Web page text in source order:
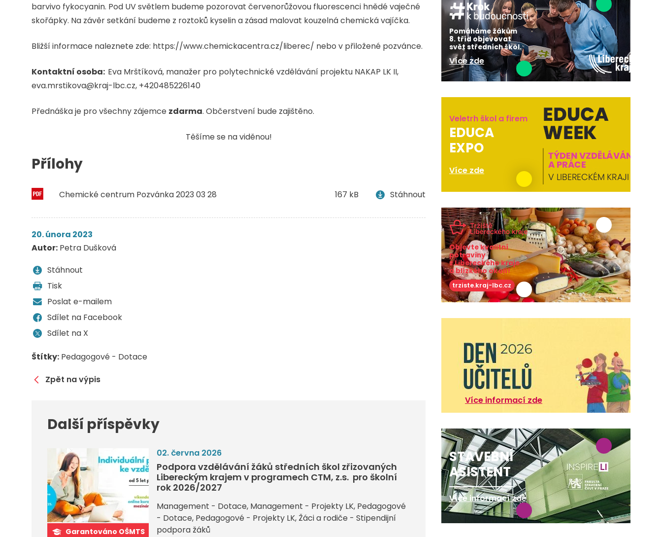
barvivo fykocyanin. Pod UV světlem budeme pozorovat červenorůžovou fluorescenci hnědé vaječné
skořápky. Na závěr setkání budeme z roztoků kyselin a zásad malovat kouzelná chemická vajíčka.
Bližší informace naleznete zde: https://www.chemickacentra.cz/liberec/ nebo v přiložené pozvánce.
Kontaktní osoba: Eva Mrštíková, manažer pro polytechnické vzdělávání projektu NAKAP LK II,
eva.mrstikova@kraj-lbc.cz, +420485226140
Přednáška je pro všechny zájemce zdarma. Občerstvení bude zajištěno.
Těšíme se na viděnou!
Přílohy
Chemické centrum Pozvánka 2023 03 28 167 kB Stáhnout
20. února 2023
Autor: Petra Dušková
Stáhnout
Tisk
Poslat e-mailem
Sdílet na Facebook
Sdílet na X
Štítky: Pedagogové - Dotace
Zpět na výpis
Další příspěvky
Garantováno OŠMTS
02. června 2026
Podpora vzdělávání žáků středních škol zřizovaných
Libereckým krajem v programech CTM, z.s. pro školní
rok 2026/2027
Management - Dotace Management - Projekty LK Pedagogové
- Dotace Pedagogové - Projekty LK Žáci a rodiče - Stipendijní
podpora žáků
Pomáháme žákům
8. tříd objevovat
svět středních škol.
Více zde
Veletrh škol a firem
EDUCA
EXPO
Více zde
Objevte kvalitní
potraviny
z Libereckého kraje
a blízkého okolí!
trziste.kraj-lbc.cz
Více informací zde
STAVEBNÍ
ASISTENT
Více informací zde